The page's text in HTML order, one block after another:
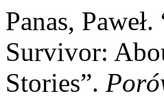
Panas,
Survivor:
Stories”.